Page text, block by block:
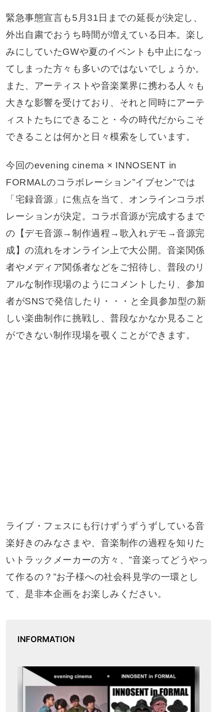
緊急事態宣言も5月31日までの延長が決定し、
外出自粛でおうち時間が増えている日本。楽し
みにしていたGWや夏のイベントも中止になっ
てしまった方々も多いのではないでしょうか。
また、アーティストや音楽業界に携わる人々も
大きな影響を受けており、それと同時にアーテ
ィストたちにできること・今の時代だからこそ
できることは何かと日々模索をしています。
今回のevening cinema × INNOSENT in
FORMALのコラボレーション”イブセン”では
「宅録音源」に焦点を当て、オンラインコラボ
レーションが決定。コラボ音源が完成するまで
の【デモ音源→制作過程→歌入れデモ→音源完
成】の流れをオンライン上で大公開。音楽関係
者やメディア関係者などをご招待し、普段のリ
アルな制作現場のようにコメントしたり、参加
者がSNSで発信したり・・・と全員参加型の新
しい楽曲制作に挑戦し、普段なかなか見ること
ができない制作現場を覗くことができます。
ライブ・フェスにも行けずうずうずしている音
楽好きのみなさまや、音楽制作の過程を知りた
いトラックメーカーの方々、”音楽ってどうやっ
て作るの？”お子様への社会科見学の一環とし
て、是非本企画をお楽しみください。
INFORMATION